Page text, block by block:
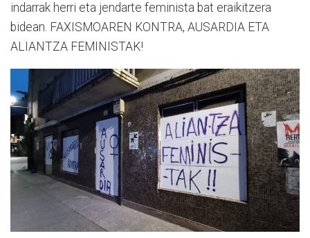
indarrak herri eta jendarte feminista bat eraikitzera
bidean. FAXISMOAREN KONTRA, AUSARDIA ETA
ALIANTZA FEMINISTAK!